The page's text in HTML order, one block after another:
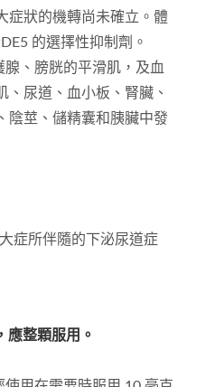
症狀的機轉尚未確立。體
的選擇性抑制劑。
腺、膀胱的平滑肌，及血
、尿道、血小板、腎臟、
陰莖、儲精囊和胰臟中發
症所伴隨的下泌尿道症
應整顆服用。